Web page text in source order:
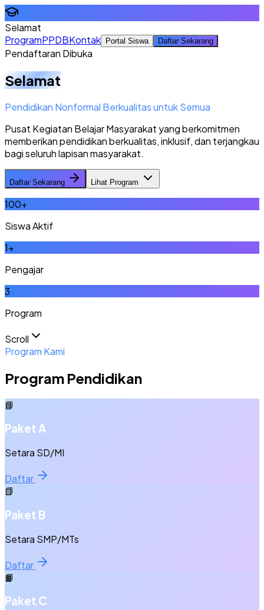
Selamat
ProgramPPDBKontak Portal Siswa Daftar Sekarang
Pendaftaran Dibuka
Selamat
Pendidikan Nonformal Berkualitas untuk Semua
Pusat Kegiatan Belajar Masyarakat yang berkomitmen
memberikan pendidikan berkualitas, inklusif, dan terjangkau
bagi seluruh lapisan masyarakat.
Daftar Sekarang Lihat Program
100+
Siswa Aktif
1+
Pengajar
3
Program
Scroll
Program Kami
Program Pendidikan
📘
Paket A
Setara SD/MI
Daftar
📗
Paket B
Setara SMP/MTs
Daftar
📙
Paket C